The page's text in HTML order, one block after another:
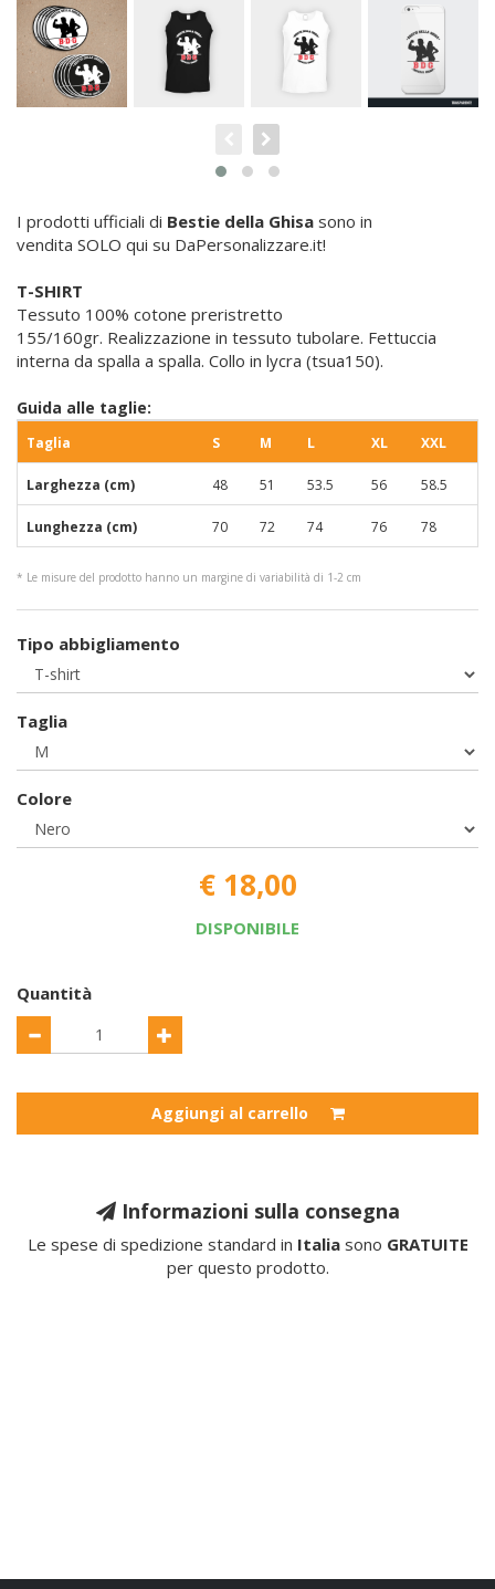
I prodotti ufficiali di Bestie della Ghisa sono in
vendita SOLO qui su DaPersonalizzare.it!
T-SHIRT
Tessuto 100% cotone preristretto
155/160gr. Realizzazione in tessuto tubolare. Fettuccia
interna da spalla a spalla. Collo in lycra (tsua150).
Guida alle taglie:
Taglia S M L XL XXL
Larghezza (cm) 48 51 53.5 56 58.5
Lunghezza (cm) 70 72 74 76 78
* Le misure del prodotto hanno un margine di variabilità di 1-2 cm
Tipo abbigliamento
Taglia
Colore
€ 18,00
DISPONIBILE
Quantità
Aggiungi al carrello
Informazioni sulla consegna
Le spese di spedizione standard in Italiasono GRATUITE
per questo prodotto.